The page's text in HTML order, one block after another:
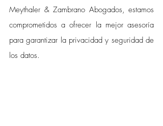
Meythaler & Zambrano Abogados, estamos
comprometidos a ofrecer la mejor asesoría
para garantizar la privacidad y seguridad de
los datos.